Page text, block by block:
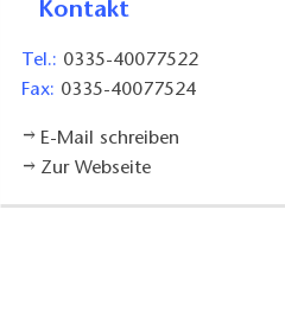
Kontakt
Tel.: 0335-40077522
Fax: 0335-40077524
E-Mail schreiben
Zur Webseite